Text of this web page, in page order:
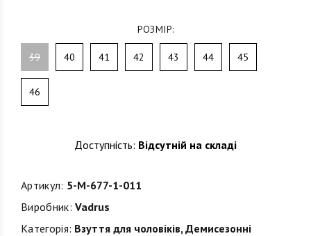
РОЗМІР:
39 40 41 42 43 44 45
46
Доступність: Відсутній на складі
Артикул: 5-M-677-1-011
Виробник: Vadrus
Категорія: Взуття для чоловіків,Демисезонні